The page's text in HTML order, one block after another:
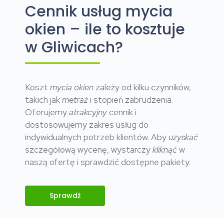
Cennik usług mycia
okien – ile to kosztuje
w Gliwicach?
Koszt mycia okien zależy od kilku czynników,
takich jakmetrażi stopień zabrudzenia.
Oferujemyatrakcyjnycennik i
dostosowujemy zakres usług do
indywidualnych potrzeb klientów. Abyuzyskać
szczegółową wycenę, wystarczykliknąćw
naszą ofertę i sprawdzić dostępne pakiety.
Sprawdź